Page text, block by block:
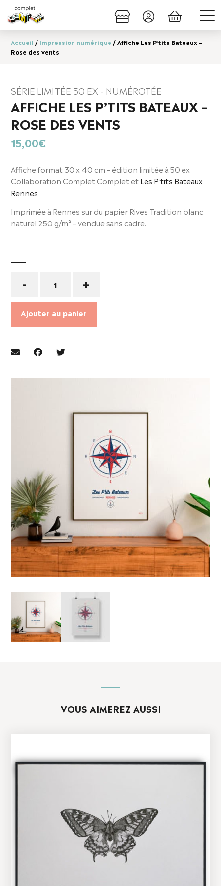
Accueil / Impression numérique / Affiche Les P’tits Bateaux –
Rose des vents
SÉRIE LIMITÉE 50 EX - NUMÉROTÉE
AFFICHE LES P’TITS BATEAUX –
ROSE DES VENTS
15,00€
Affiche format 30 x 40 cm – édition limitée à 50 ex
Collaboration Complet Complet etLes P’tits Bateaux
Rennes
Imprimée à Rennes sur du papier Rives Tradition blanc
naturel 250 g/m² – vendue sans cadre.
- +
Ajouter au panier
VOUS AIMEREZ AUSSI